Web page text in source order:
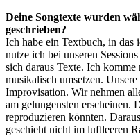
Deine Songtexte wurden
geschrieben?
Ich habe ein Textbuch, in das
nutze ich bei unseren
sich daraus Texte. Ich
musikalisch umsetzen.
Improvisation. Wir nehmen
am gelungensten erscheinen.
reproduzieren könnten.
geschieht nicht im luftleeren